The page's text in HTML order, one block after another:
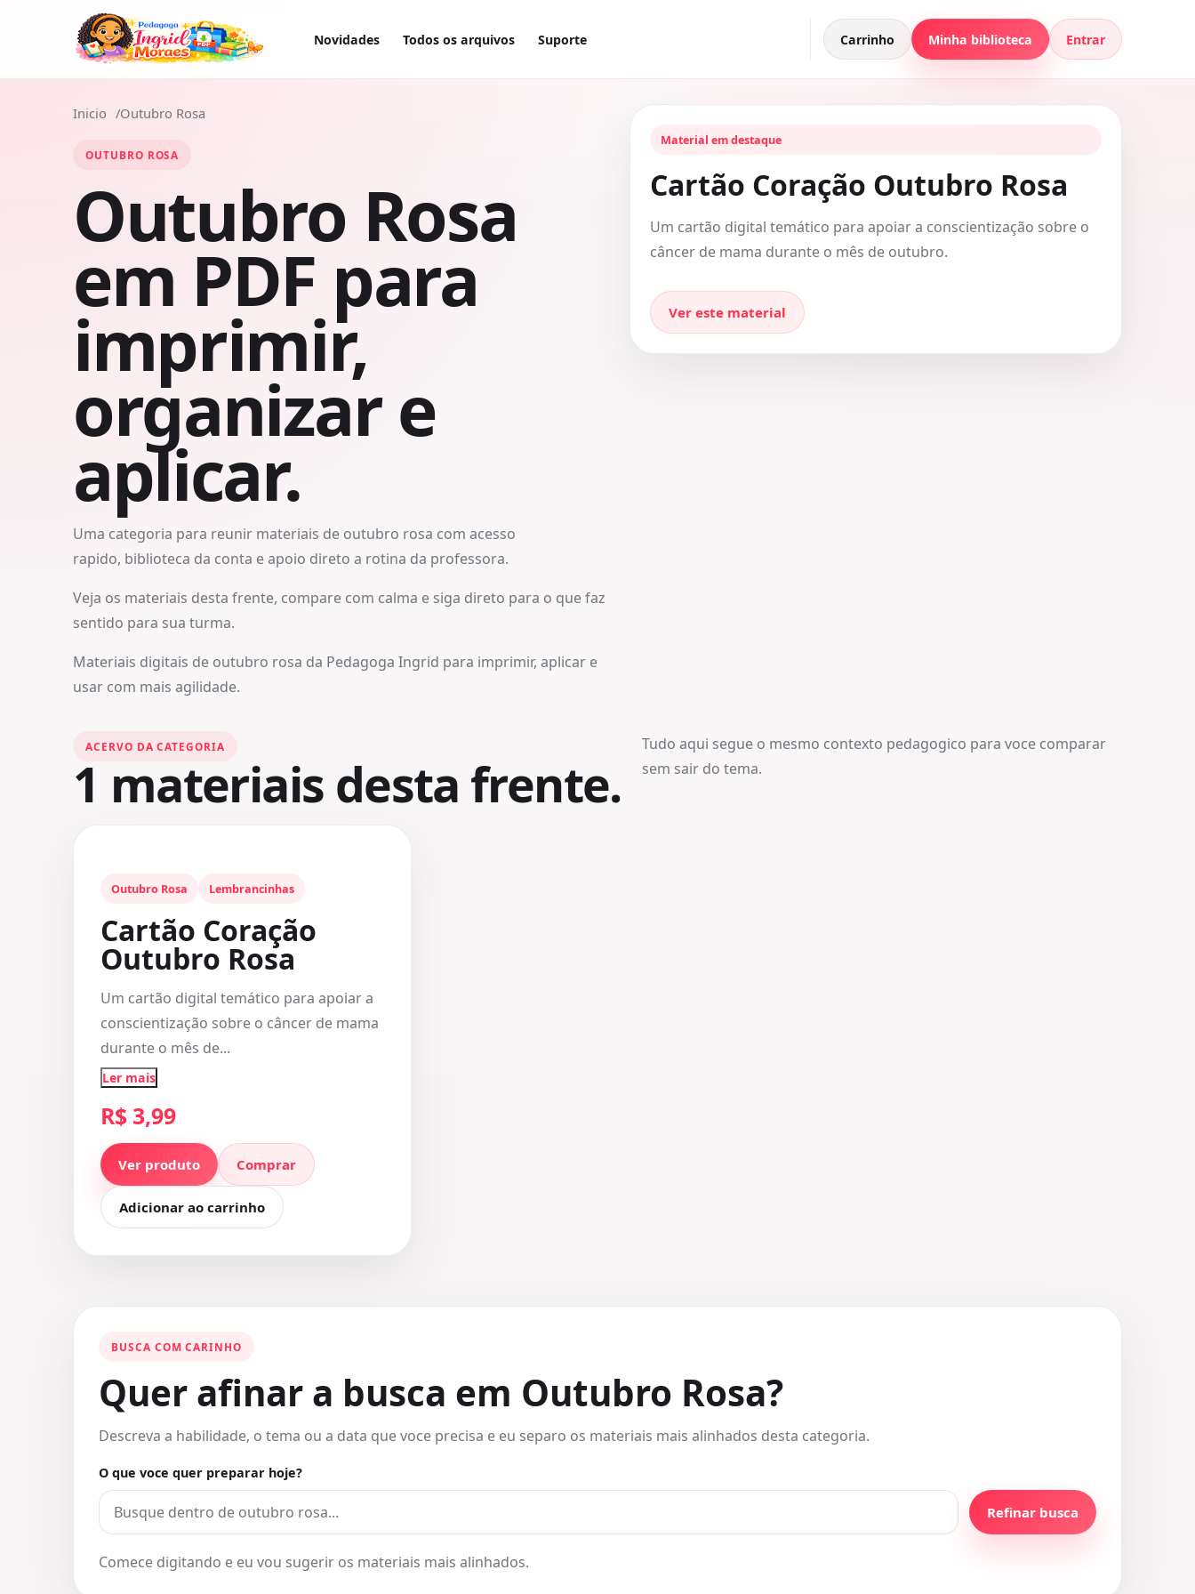
Novidades Todos os arquivos Suporte Carrinho Minha biblioteca Entrar
Inicio Outubro Rosa
OUTUBRO ROSA
Outubro Rosa
em PDF para
imprimir,
organizar e
aplicar.
Uma categoria para reunir materiais de outubro rosa com acesso
rapido, biblioteca da conta e apoio direto a rotina da professora.
Veja os materiais desta frente, compare com calma e siga direto para o que faz
sentido para sua turma.
Materiais digitais de outubro rosa da Pedagoga Ingrid para imprimir, aplicar e
usar com mais agilidade.
Material em destaque
Cartão Coração Outubro Rosa
Um cartão digital temático para apoiar a conscientização sobre o
câncer de mama durante o mês de outubro.
Ver este material
ACERVO DA CATEGORIA
1 materiais desta frente.
Tudo aqui segue o mesmo contexto pedagogico para voce comparar
sem sair do tema.
Outubro Rosa Lembrancinhas
Cartão Coração
Outubro Rosa
Um cartão digital temático para apoiar a
conscientização sobre o câncer de mama
durante o mês de...
Ler mais
R$ 3,99
Ver produto Comprar
Adicionar ao carrinho
BUSCA COM CARINHO
Quer afinar a busca em Outubro Rosa?
Descreva a habilidade, o tema ou a data que voce precisa e eu separo os materiais mais alinhados desta categoria.
O que voce quer preparar hoje?
Refinar busca
Comece digitando e eu vou sugerir os materiais mais alinhados.